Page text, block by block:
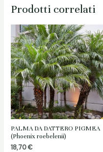
Prodotti correlati
PALMA DA DATTERO PIGMEA
(Phoenix roebelenii)
18,70€